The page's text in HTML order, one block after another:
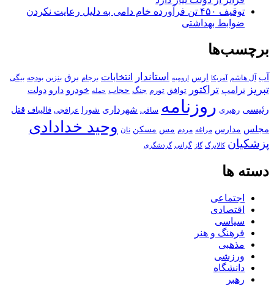
توقیف ۴۵۰ تن فرآورده خام دامی به دلیل رعایت نکردن
ضوابط بهداشتی
برچسب‌ها
آب آل هاشم آمریکا ارس ارومیه استاندار انتخابات برجام برق بنزین بودجه بیگی
تبریز ترامپ تراکتور توافق تورم جنگ حجاب حمله خودرو دارو دولت
رئیسی رهبری روزنامه ساقی شهرداری شورا عراقچی قالیباف قتل
مجلس مدارس مراغه مردم مس مسکن نان وحید خدادادی
پزشکیان کالابرگ گاز گرانی گردشگری
دسته ها
اجتماعی
اقتصادی
سیاسی
فرهنگ و هنر
مذهبی
ورزشی
دانشگاه
رهبر